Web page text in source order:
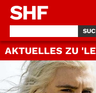
SHF
AKTUELLES ZU